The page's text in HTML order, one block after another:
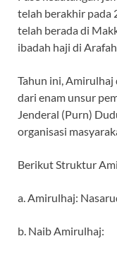
telah berakhir pada
telah berada di
ibadah haji di
Tahun ini,
dari enam unsur
Jenderal (Purn)
organisasi
Berikut Struktur
a. Amirulhaj:
b. Naib Amirulhaj: